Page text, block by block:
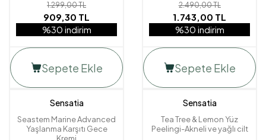
1.299,00 TL
909,30 TL
%30 indirim
Sepete Ekle
2.490,00 TL
1.743,00 TL
%30 indirim
Sepete Ekle
Sensatia
Seastem Marine Advanced
Yaşlanma Karşıtı Gece
Sensatia
Tea Tree & Lemon Yüz
Peelingi-Akneli ve yağlı cilt